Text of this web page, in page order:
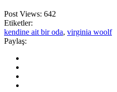
Post Views: 642
Etiketler:
kendine ait bir oda, virginia woolf
Paylaş: